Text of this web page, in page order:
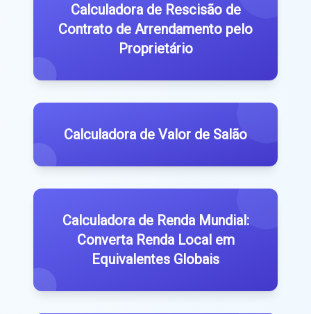
Calculadora de Rescisão de
Contrato de Arrendamento pelo
Proprietário
Calculadora de Valor de Salão
Calculadora de Renda Mundial:
Converta Renda Local em
Equivalentes Globais